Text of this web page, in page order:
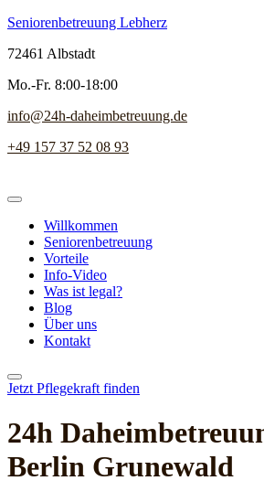
Seniorenbetreuung Lebherz
72461 Albstadt
Mo.-Fr. 8:00-18:00
info@24h-daheimbetreuung.de
+49 157 37 52 08 93
Willkommen
Seniorenbetreuung
Vorteile
Info-Video
Was ist legal?
Blog
Über uns
Kontakt
Jetzt Pflegekraft finden
24h
Berlin Grunewald